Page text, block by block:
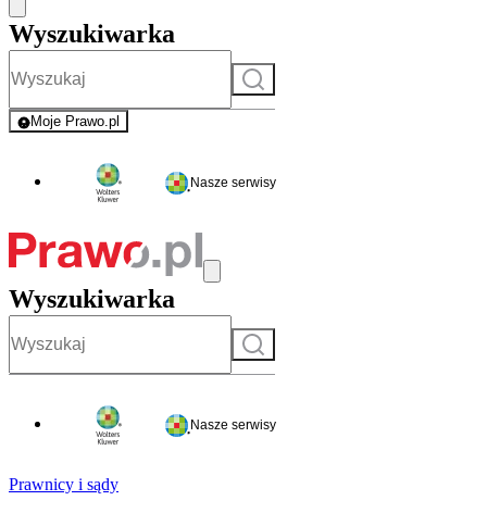
Wyszukiwarka
Szukaj
Moje Prawo.pl
- rejestracja i logowanie do serwisu
Nasze serwisy
Wyszukiwarka
Szukaj
Nasze serwisy
Prawnicy i sądy